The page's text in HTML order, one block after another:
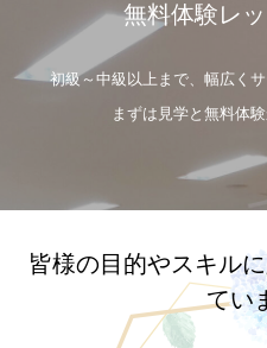
無料体験レ
初級～中級以上まで、幅広く
まずは見学と無料体
皆様の目的やスキル
てい